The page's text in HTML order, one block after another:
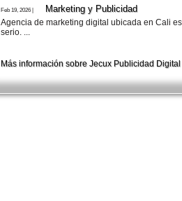
Feb 19, 2026 | Marketing y Publicidad
Agencia de marketing digital ubicada en Cali
serio. ...
Más información sobre Jecux Publicidad Digital